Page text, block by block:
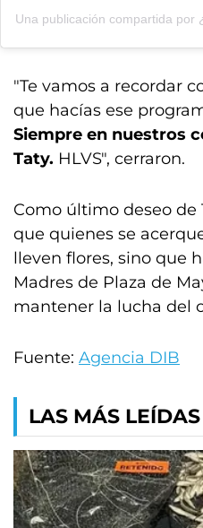
"Te vamos a recordar
que hacías ese
Siempre en nuestros
Taty. HLVS", cerraron.
Como último deseo de
que quienes se
lleven flores, sino que
Madres de Plaza de
mantener la lucha del
Fuente: Agencia DIB
LAS MÁS LEÍDAS